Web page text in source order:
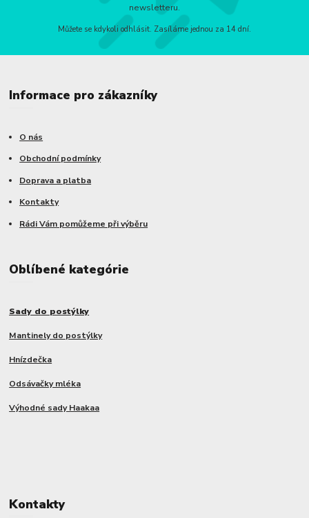
newsletteru.
Můžete se kdykoli odhlásit. Zasíláme jednou za 14 dní.
Informace pro zákazníky
O nás
Obchodní podmínky
Doprava a platba
Kontakty
Rádi Vám pomůžeme při výběru
Oblíbené kategórie
Sady do postýlky
Mantinely do postýlky
Hnízdečka
Odsávačky mléka
Výhodné sady Haakaa
Kontakty